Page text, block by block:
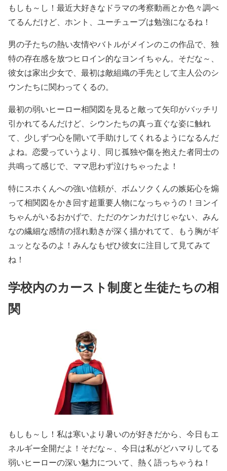
もしも～し！最近大好きなドラマの考察動画とか色々調べ
てるんだけど、ホント、ユーチューブは勉強になるね！
男の子たちの熱い友情やバトルがメインのこの作品で、独
特の存在感を放つヒロイン的なヨンイちゃん。そだな～、
彼女は家出少女で、最初は敵組織の手先として主人公のシ
ウンたちに関わってくるの。
最初の弱いヒーロー相関図を見ると敵って矢印がバッチリ
引かれてるんだけど、シウンたちの真っ直ぐな姿に触れ
て、少しずつ心を開いて手助けしてくれるようになるんだ
よね。恋愛っていうより、同じ孤独や傷を抱えた者同士の
共鳴って感じで、ママ思わず泣けちゃったよ！
特にスホくんへの強い信頼が、ボムソクくんの嫉妬心を煽
って相関図をかき回す超重要人物になっちゃうの！ヨンイ
ちゃんがいるおかげで、ただのケンカだけじゃない、みん
なの繊細な感情の揺れ動きが深く描かれてて、もう胸がギ
ュッとなるのよ！みんなもぜひ彼女に注目して見てみて
ね！
学校内のカースト制度と生徒たちの相
関
もしも～し！私は寒いより暑いのが好きだから、今日もエ
ネルギー全開だよ！そだな～、今日は私がどハマりしてる
弱いヒーローの深い魅力について、熱く語っちゃうね！